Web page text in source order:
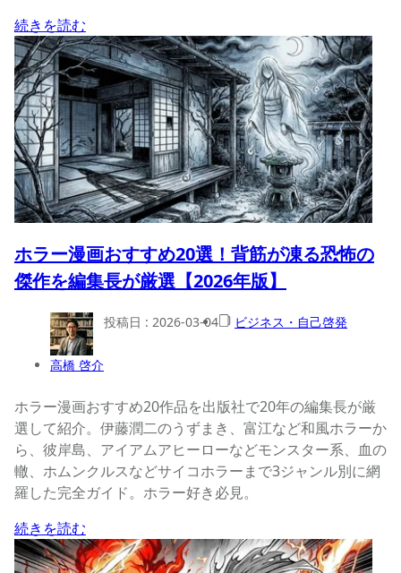
続きを読む
ホラー漫画おすすめ20選！背筋が凍る恐怖の
傑作を編集長が厳選【2026年版】
高橋 啓介
投稿日 : 2026-03-04 ビジネス・自己啓発
ホラー漫画おすすめ20作品を出版社で20年の編集長が厳
選して紹介。伊藤潤二のうずまき、富江など和風ホラーか
ら、彼岸島、アイアムアヒーローなどモンスター系、血の
轍、ホムンクルスなどサイコホラーまで3ジャンル別に網
羅した完全ガイド。ホラー好き必見。
続きを読む